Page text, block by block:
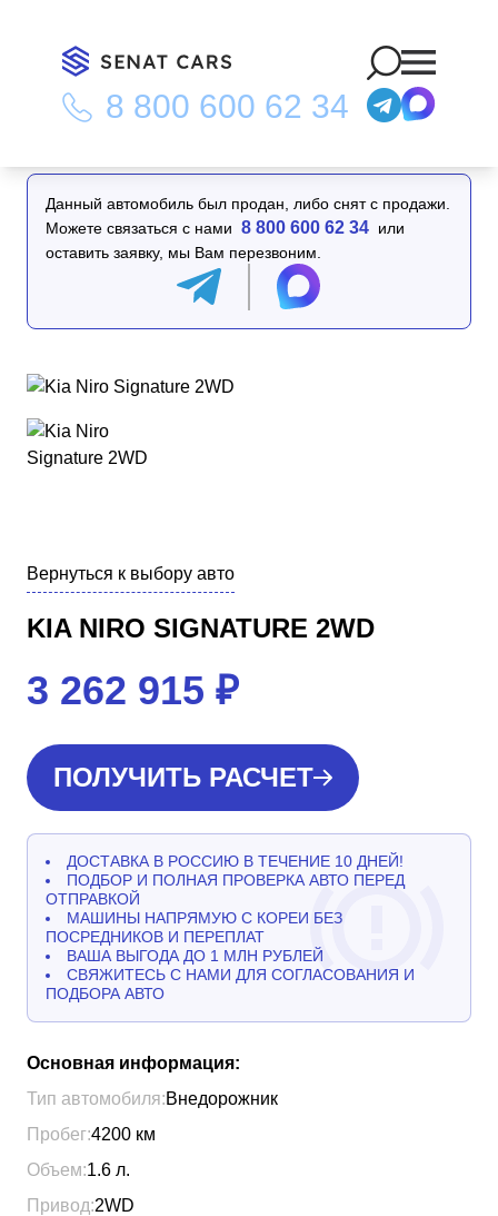
8 800 600 62 34
Главная Каталог/Kia Niro Signature 2WD
Данный автомобиль был продан, либо снят с продажи.
Можете связаться с нами 8 800 600 62 34 или
оставить заявку, мы Вам перезвоним.
Вернуться к выбору авто
KIA NIRO SIGNATURE 2WD
3 262 915 ₽
ПОЛУЧИТЬ РАСЧЕТ
ДОСТАВКА В РОССИЮ В ТЕЧЕНИЕ 10 ДНЕЙ!
ПОДБОР И ПОЛНАЯ ПРОВЕРКА АВТО ПЕРЕД
ОТПРАВКОЙ
МАШИНЫ НАПРЯМУЮ С КОРЕИ БЕЗ
ПОСРЕДНИКОВ И ПЕРЕПЛАТ
ВАША ВЫГОДА ДО 1 МЛН РУБЛЕЙ
СВЯЖИТЕСЬ С НАМИ ДЛЯ СОГЛАСОВАНИЯ И
ПОДБОРА АВТО
Основная информация:
Тип автомобиля:Внедорожник
Пробег:4200 км
Объем:1.6 л.
Привод:2WD